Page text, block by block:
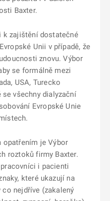
Baxter.
k zajištění dostatečné
Unii v případě, že
znovu. Výbor
se formálně mezi
USA, Turecko
všechny dialyzační
Evropské Unie
opatřením je Výbor
roztoků firmy Baxter.
i pacienti
které ukazují na
nejdříve (zakalený